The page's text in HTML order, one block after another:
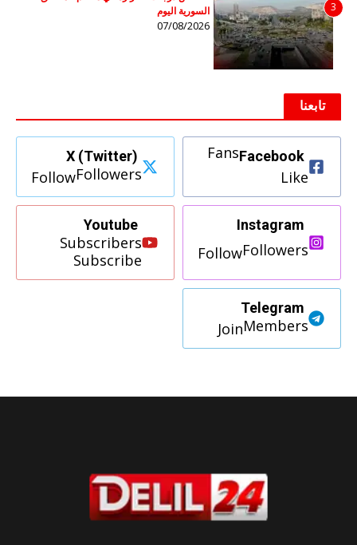
3
السورية اليوم
07/08/2026
تابعنا
Facebook
Fans
Like
X (Twitter)
Followers
Follow
Instagram
Followers
Follow
Youtube
Subscribers
Subscribe
Telegram
Members
Join